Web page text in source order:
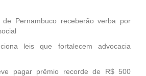
de Pernambuco receberão verba por
leis que fortalecem advocacia
pagar prêmio recorde de R$ 500